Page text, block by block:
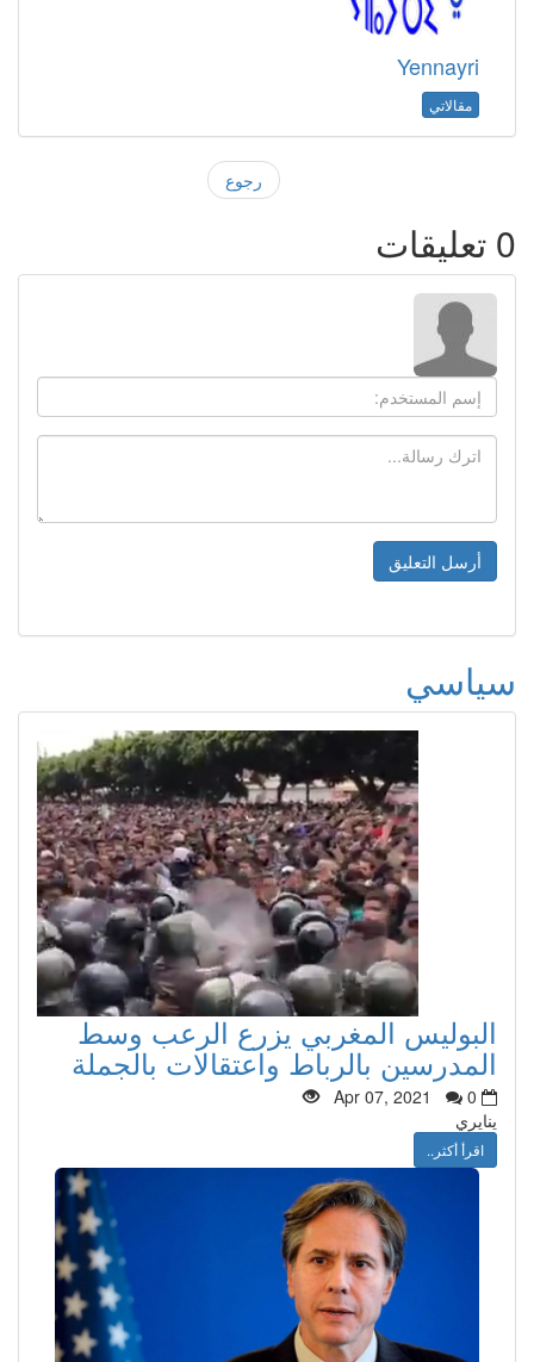
Yennayri
مقالاتي
رجوع
0 تعليقات
سياسي
البوليس المغربي يزرع الرعب وسط
المدرسين بالرباط واعتقالات بالجملة
Apr 07, 2021
0
ينايري
اقرأ أكثر..